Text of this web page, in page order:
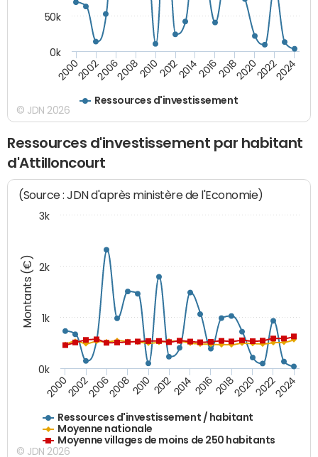
Ressources d'investissement
200020022006200820102012201420162018202020222024
0k
50k
© JDN 2026
Ressources d'investissement par habitant
d'Attilloncourt
Montants (€)
(Source : JDN d'après ministère de l'Economie)
Ressources d'investissement / habitant
Moyenne nationale
Moyenne villages de moins de 250 habitants
20002002200620082010 2012201420162018202020222024
0k
1k
2k
3k
© JDN 2026